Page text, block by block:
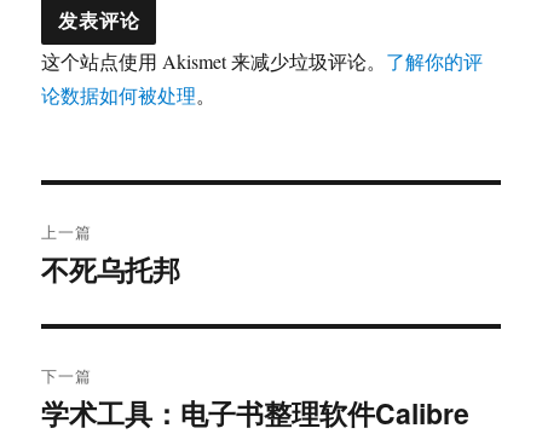
这个站点使用 Akismet 来减少垃圾评论。 了解你的评
论数据如何被处理。
章
航
上一篇
上
文
章：
不死乌托邦
下一篇
下
学术工具：电子书整理软件Calibre